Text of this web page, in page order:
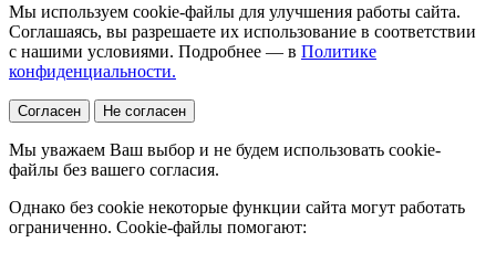
Мы используем cookie-файлы для улучшения работы сайта.
Соглашаясь, вы разрешаете их использование в соответствии
с нашими условиями. Подробнее — в Политике
конфиденциальности.
Согласен Не согласен
Мы уважаем Ваш выбор и не будем использовать cookie-
файлы без вашего согласия.
Однако без cookie некоторые функции сайта могут работать
ограниченно. Cookie-файлы помогают: